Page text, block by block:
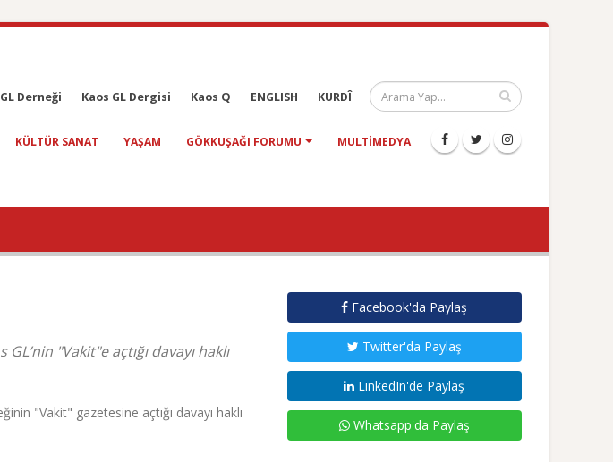
Derneği Kaos GL Dergisi Kaos Q ENGLISH KURDÎ
KÜLTÜR SANAT YAŞAM GÖKKUŞAĞI FORUMU MULTIMEDYA
"Vakit"e açtığı davayı haklı
"Vakit" gazetesine açtığı davayı haklı
Facebook'da Paylaş
Twitter'da Paylaş
LinkedIn'de Paylaş
Whatsapp'da Paylaş